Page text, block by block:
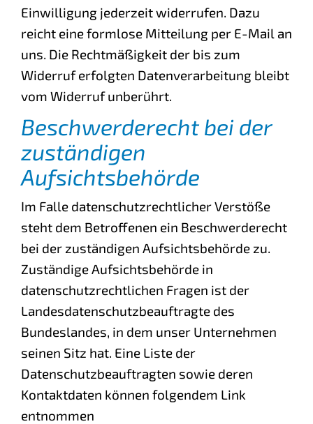
Einwilligung jederzeit widerrufen. Dazu
reicht eine formlose Mitteilung per E-Mail an
uns. Die Rechtmäßigkeit der bis zum
Widerruf erfolgten Datenverarbeitung bleibt
vom Widerruf unberührt.
Beschwerderecht bei der
zuständigen
Aufsichtsbehörde
Im Falle datenschutzrechtlicher Verstöße
steht dem Betroffenen ein Beschwerderecht
bei der zuständigen Aufsichtsbehörde zu.
Zuständige Aufsichtsbehörde in
datenschutzrechtlichen Fragen ist der
Landesdatenschutzbeauftragte des
Bundeslandes, in dem unser Unternehmen
seinen Sitz hat. Eine Liste der
Datenschutzbeauftragten sowie deren
Kontaktdaten können folgendem Link
entnommen